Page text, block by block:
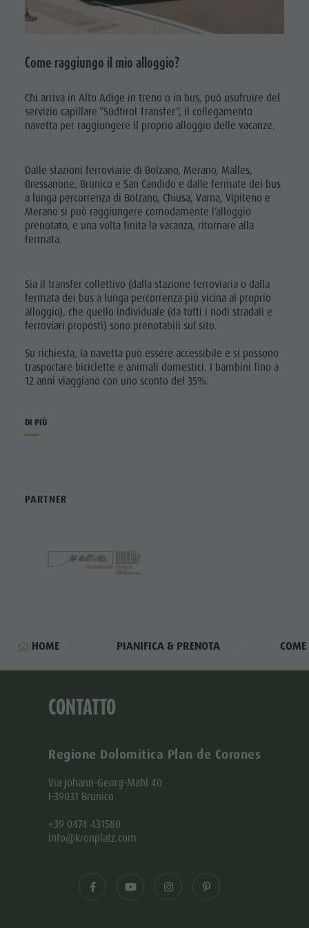
locale
Contatto
Webcam
Kronplatz
Doctor
Service
Parchi naturali
La Val Pusteria
Dolasilla Saga
Eventi
Guide A-Z
Come raggiungo il mio alloggio?
Chi arriva in Alto Adige in treno o in bus, può usufruire del
servizio capillare “Südtirol Transfer”, il collegamento
navetta per raggiungere il proprio alloggio delle vacanze.
Dalle stazioni ferroviarie di Bolzano, Merano, Malles,
Bressanone, Brunico e San Candido e dalle fermate dei bus
a lunga percorrenza di Bolzano, Chiusa, Varna, Vipiteno e
Merano si può raggiungere comodamente l’alloggio
prenotato, e una volta finita la vacanza, ritornare alla
fermata.
Sia il transfer collettivo (dalla stazione ferroviaria o dalla
fermata dei bus a lunga percorrenza più vicina al proprio
alloggio), che quello individuale (da tutti i nodi stradali e
ferroviari proposti) sono prenotabili sul sito.
Su richiesta, la navetta può essere accessibile e si possono
trasportare biciclette e animali domestici. I bambini fino a
12 anni viaggiano con uno sconto del 35%.
DI PIÙ
PARTNER
HOME PIANIFICA & PRENOTA
CONTATTO
Regione Dolomitica Plan de Corones
Via Johann-Georg-Mahl 40
I-39031 Brunico
+39 0474 431580
info@kronplatz.com